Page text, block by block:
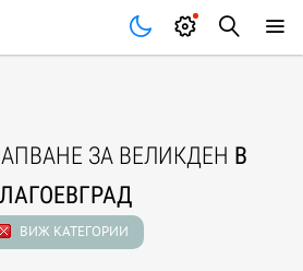
ЗА ВЕЛИКДЕН В
ВИЖ КАТЕГОРИИ